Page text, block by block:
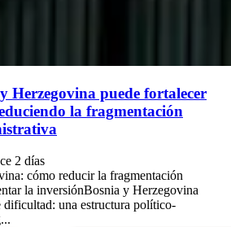
Herzegovina puede fortalecer
la fragmentación
2 días
cómo reducir la fragmentación
la inversiónBosnia y Herzegovina
dificultad: una estructura político-